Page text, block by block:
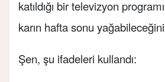
katıldığı bir televizyon
karın hafta sonu
Şen, şu ifadeleri kullandı: